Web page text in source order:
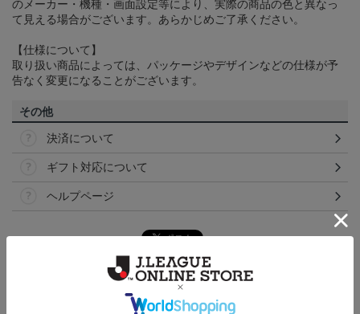
のメーカー・機種・画面設定等により、実際の商品の色と異なっ
て見える場合がございます。あらかじめご了承ください。
【仕様について】
取り扱い商品によっては、パッケージやデザインなどの仕様が予
告なく変更になることがございます。
その他
決済について
ギフト対応について
ヘルプページ